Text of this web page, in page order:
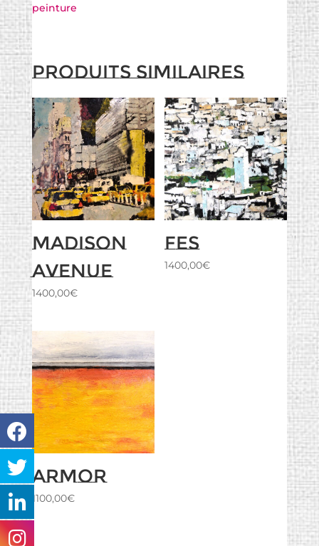
peinture
Produits similaires
Madison
avenue
1400,00€
Fes
1400,00€
Armor
1100,00€